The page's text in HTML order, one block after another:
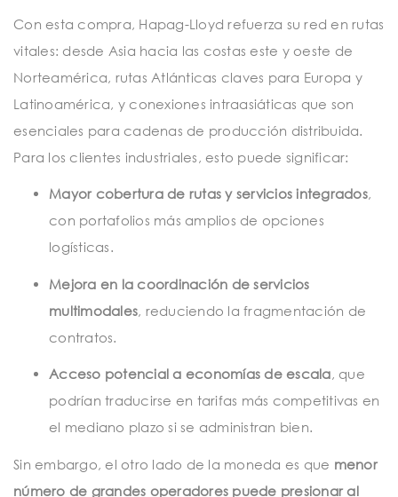
Con esta compra, Hapag-Lloyd refuerza su red en rutas
vitales: desde Asia hacia las costas este y oeste de
Norteamérica, rutas Atlánticas claves para Europa y
Latinoamérica, y conexiones intraasiáticas que son
esenciales para cadenas de producción distribuida.
Para los clientes industriales, esto puede significar:
Mayor cobertura de rutas y servicios integrados,
con portafolios más amplios de opciones
logísticas.
Mejora en la coordinación de servicios
multimodales , reduciendo la fragmentación de
contratos.
Acceso potencial a economías de escala, que
podrían traducirse en tarifas más competitivas en
el mediano plazo si se administran bien.
Sin embargo, el otro lado de la moneda es que menor
número de grandes operadores puede presionar al